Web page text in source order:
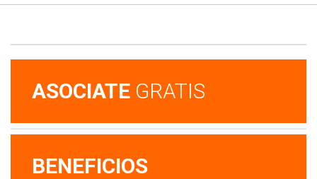
ASOCIATE GRATIS
BENEFICIOS